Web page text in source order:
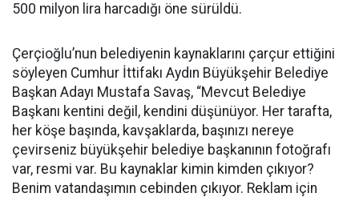
500 milyon lira harcadığı öne sürüldü.
Çerçioğlu’nun belediyenin kaynaklarını çarçur ettiğini
söyleyen Cumhur İttifakı Aydın Büyükşehir Belediye
Başkan Adayı Mustafa Savaş, “Mevcut Belediye
Başkanı kentini değil, kendini düşünüyor. Her tarafta,
her köşe başında, kavşaklarda, başınızı nereye
çevirseniz büyükşehir belediye başkanının fotoğrafı
var, resmi var. Bu kaynaklar kimin kimden çıkıyor?
Benim vatandaşımın cebinden çıkıyor. Reklam için